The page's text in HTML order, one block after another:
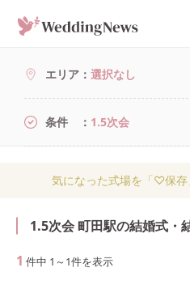
エリア 選択なし
条件 1.5次会
気になった式場を「♡保存
1.5次会 町田駅の結婚式・
1 件中 1 ～ 1件を表示